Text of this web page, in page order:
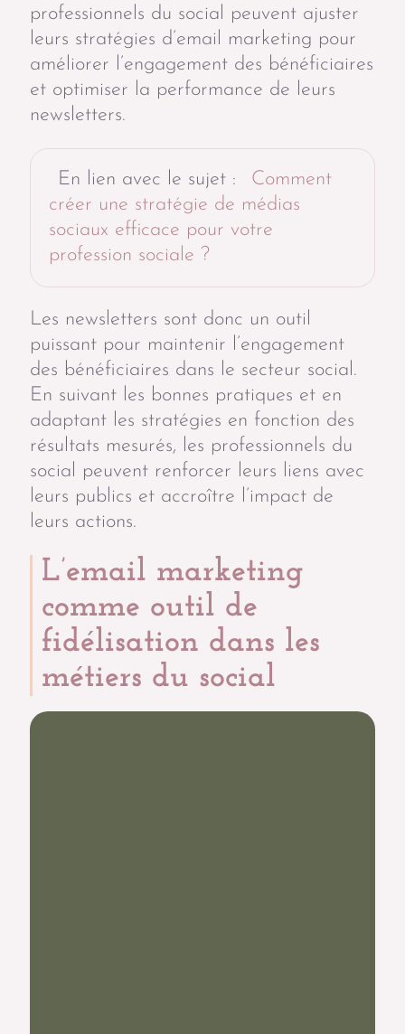
professionnels du social peuvent ajuster
leurs stratégies d’email marketing pour
améliorer l’engagement des bénéficiaires
et optimiser la performance de leurs
newsletters.
En lien avec le sujet :
Comment
créer une stratégie de médias
sociaux efficace pour votre
profession sociale ?
Les newsletters sont donc un outil
puissant pour maintenir l’engagement
des bénéficiaires dans le secteur social.
En suivant les bonnes pratiques et en
adaptant les stratégies en fonction des
résultats mesurés, les professionnels du
social peuvent renforcer leurs liens avec
leurs publics et accroître l’impact de
leurs actions.
L’email marketing
comme outil de
fidélisation dans les
métiers du social